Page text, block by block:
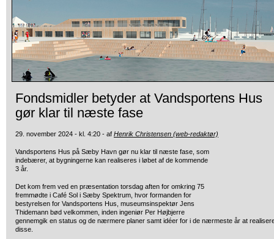
Fondsmidler betyder at Vandsportens Hus
gør klar til næste fase
29. november 2024 - kl. 4:20 - af Henrik Christensen (web-redaktør)
Vandsportens Hus på Sæby Havn gør nu klar til næste fase, som
indebærer, at bygningerne kan realiseres i løbet af de kommende
3 år.
Det kom frem ved en præsentation torsdag aften for omkring 75
fremmødte i Café Sol i Sæby Spektrum, hvor formanden for
bestyrelsen for Vandsportens Hus, museumsinspektør Jens
Thidemann bød velkommen, inden ingeniør Per Højbjerre
gennemgik en status og de nærmere planer samt idéer for i de nærmeste år at
disse.